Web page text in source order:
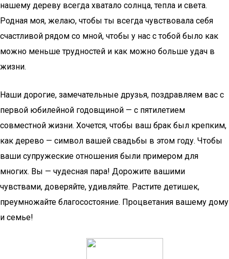
нашему дереву всегда хватало солнца, тепла и света.
Родная моя, желаю, чтобы ты всегда чувствовала себя
счастливой рядом со мной, чтобы у нас с тобой было как
можно меньше трудностей и как можно больше удач в
жизни.
Наши дорогие, замечательные друзья, поздравляем вас с
первой юбилейной годовщиной — с пятилетием
совместной жизни. Хочется, чтобы ваш брак был крепким,
как дерево — символ вашей свадьбы в этом году. Чтобы
ваши супружеские отношения были примером для
многих. Вы — чудесная пара! Дорожите вашими
чувствами, доверяйте, удивляйте. Растите детишек,
преумножайте благосостояние. Процветания вашему дому
и семье!